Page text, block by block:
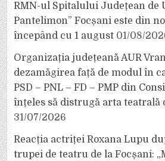
RMN-ul Spitalului Județean de
Pantelimon” Focșani este din
începând cu 1 august 01/08/
Organizația județeană AUR
dezamăgirea față de modul în
PSD – PNL – FD – PMP din
înțeles să distrugă arta teatrală
31/07/2026
Reacția actriței Roxana Lupu
trupei de teatru de la Focșani: